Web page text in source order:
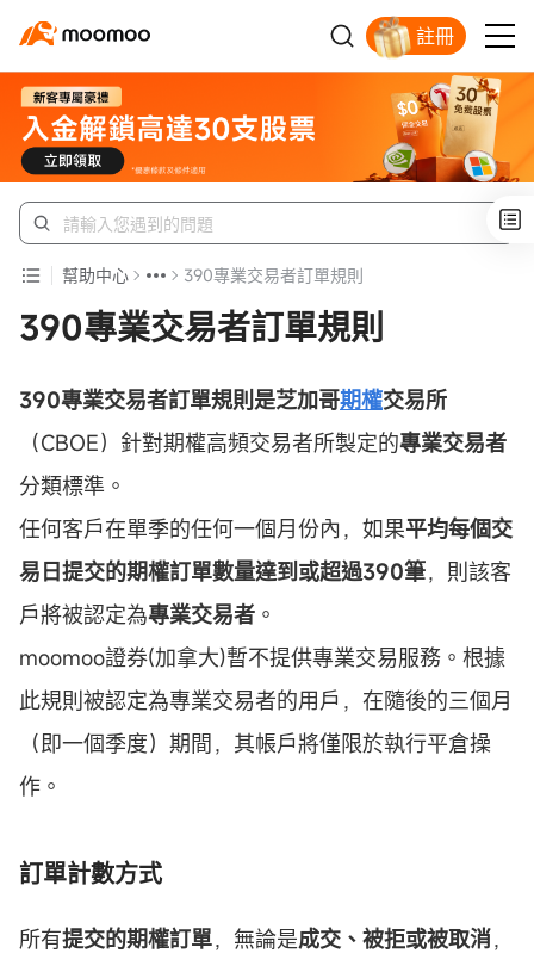
註冊
幫助中心 390專業交易者訂單規則
390專業交易者訂單規則
390專業交易者訂單規則是芝加哥期權交易所
（CBOE）針對期權高頻交易者所製定的專業交易者
分類標準。
任何客戶在單季的任何一個月份內，如果平均每個交
易日提交的期權訂單數量達到或超過390筆，則該客
戶將被認定為專業交易者 。
moomoo證券(加拿大)暫不提供專業交易服務。根據
此規則被認定為專業交易者的用戶，在隨後的三個月
（即一個季度）期間，其帳戶將僅限於執行平倉操
作。
訂單計數方式
所有提交的期權訂單，無論是成交、被拒或被取消，